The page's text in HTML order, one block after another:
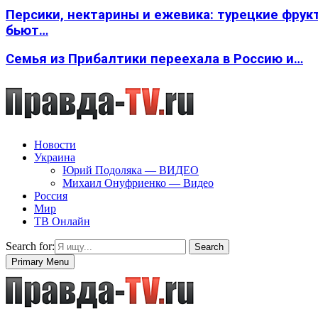
Персики, нектарины и ежевика: турецкие
бьют…
Семья из Прибалтики переехала в Россию и…
Новости
Украина
Юрий Подоляка — ВИДЕО
Михаил Онуфриенко — Видео
Россия
Мир
ТВ Онлайн
Search for:
Search
Primary Menu